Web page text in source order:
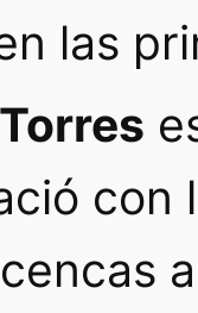
las
con